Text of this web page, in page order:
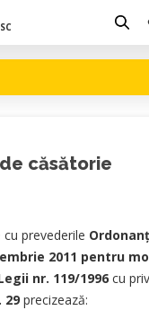
căsătorie
prevederile
2011 pentru
nr. 119/1996 cu
29 precizează: